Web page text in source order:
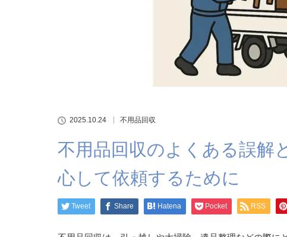
2025.10.24 不用品回収
不用品回収のよくある誤解
心して依頼するために
Tweet Share Hatena Pocket RSS